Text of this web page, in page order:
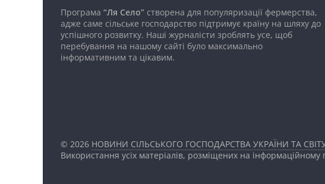
Програма “Ля Село” створена для популяризації фермерства,
адже саме сільське господарство підтримує країну на шляху до
успішного розвитку. Наші журналісти зроблять усе, щоб
перебування на нашому сайті було максимально
інформативним та цікавим.
© 2026 НОВИНИ СІЛЬСЬКОГО ГОСПОДАРСТВА УКРАЇНИ ТА
Використання усіх матеріалів, розміщених на